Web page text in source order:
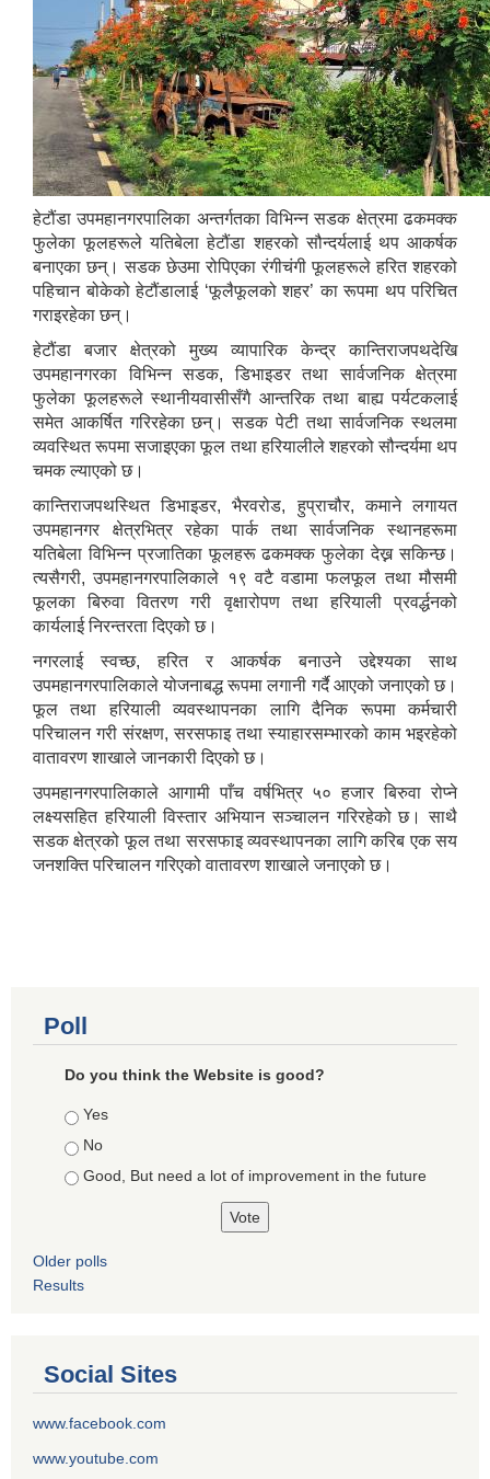
हेटौंडा उपमहानगरपालिका अन्तर्गतका विभिन्न सडक क्षेत्रमा ढकमक्क
फुलेका फूलहरूले यतिबेला हेटौंडा शहरको सौन्दर्यलाई थप आकर्षक
बनाएका छन्। सडक छेउमा रोपिएका रंगीचंगी फूलहरूले हरित शहरको
पहिचान बोकेको हेटौंडालाई ‘फूलैफूलको शहर’ का रूपमा थप परिचित
गराइरहेका छन्।
हेटौंडा बजार क्षेत्रको मुख्य व्यापारिक केन्द्र कान्तिराजपथदेखि
उपमहानगरका विभिन्न सडक, डिभाइडर तथा सार्वजनिक क्षेत्रमा
फुलेका फूलहरूले स्थानीयवासीसँगै आन्तरिक तथा बाह्य पर्यटकलाई
समेत आकर्षित गरिरहेका छन्। सडक पेटी तथा सार्वजनिक स्थलमा
व्यवस्थित रूपमा सजाइएका फूल तथा हरियालीले शहरको सौन्दर्यमा थप
चमक ल्याएको छ।
कान्तिराजपथस्थित डिभाइडर, भैरवरोड, हुप्राचौर, कमाने लगायत
उपमहानगर क्षेत्रभित्र रहेका पार्क तथा सार्वजनिक स्थानहरूमा
यतिबेला विभिन्न प्रजातिका फूलहरू ढकमक्क फुलेका देख्न सकिन्छ।
त्यसैगरी, उपमहानगरपालिकाले १९ वटै वडामा फलफूल तथा मौसमी
फूलका बिरुवा वितरण गरी वृक्षारोपण तथा हरियाली प्रवर्द्धनको
कार्यलाई निरन्तरता दिएको छ।
नगरलाई स्वच्छ, हरित र आकर्षक बनाउने उद्देश्यका साथ
उपमहानगरपालिकाले योजनाबद्ध रूपमा लगानी गर्दै आएको जनाएको छ।
फूल तथा हरियाली व्यवस्थापनका लागि दैनिक रूपमा कर्मचारी
परिचालन गरी संरक्षण, सरसफाइ तथा स्याहारसम्भारको काम भइरहेको
वातावरण शाखाले जानकारी दिएको छ।
उपमहानगरपालिकाले आगामी पाँच वर्षभित्र ५० हजार बिरुवा रोप्ने
लक्ष्यसहित हरियाली विस्तार अभियान सञ्चालन गरिरहेको छ। साथै
सडक क्षेत्रको फूल तथा सरसफाइ व्यवस्थापनका लागि करिब एक सय
जनशक्ति परिचालन गरिएको वातावरण शाखाले जनाएको छ।
Poll
Do you think the Website is good?
Choices
Yes
No
Good, But need a lot of improvement in the future
Older polls
Results
Social Sites
www.facebook.com
www.youtube.com